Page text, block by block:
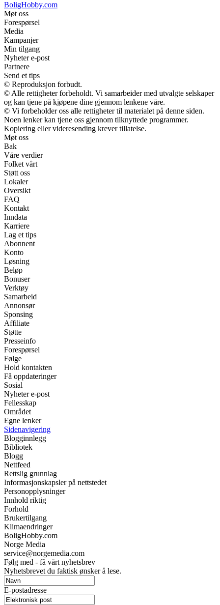
BoligHobby.com
Møt oss
Forespørsel
Media
Kampanjer
Min tilgang
Nyheter e-post
Partnere
Send et tips
© Reproduksjon forbudt.
© Alle rettigheter forbeholdt. Vi samarbeider med utvalgte selskaper
og kan tjene på kjøpene dine gjennom lenkene våre.
© Vi forbeholder oss alle rettigheter til materialet på denne siden.
Noen lenker kan tjene oss gjennom tilknyttede programmer.
Kopiering eller videresending krever tillatelse.
Møt oss
Bak
Våre verdier
Folket vårt
Støtt oss
Lokaler
Oversikt
FAQ
Kontakt
Inndata
Karriere
Lag et tips
Abonnent
Konto
Løsning
Beløp
Bonuser
Verktøy
Samarbeid
Annonsør
Sponsing
Affiliate
Støtte
Presseinfo
Forespørsel
Følge
Hold kontakten
Få oppdateringer
Sosial
Nyheter e-post
Fellesskap
Området
Egne lenker
Sidenavigering
Blogginnlegg
Bibliotek
Blogg
Nettfeed
Rettslig grunnlag
Informasjonskapsler på nettstedet
Personopplysninger
Innhold riktig
Forhold
Brukertilgang
Klimaendringer
BoligHobby.com
Norge Media
service@norgemedia.com
Følg med - få vårt nyhetsbrev
Nyhetsbrevet du faktisk ønsker å lese.
E-postadresse